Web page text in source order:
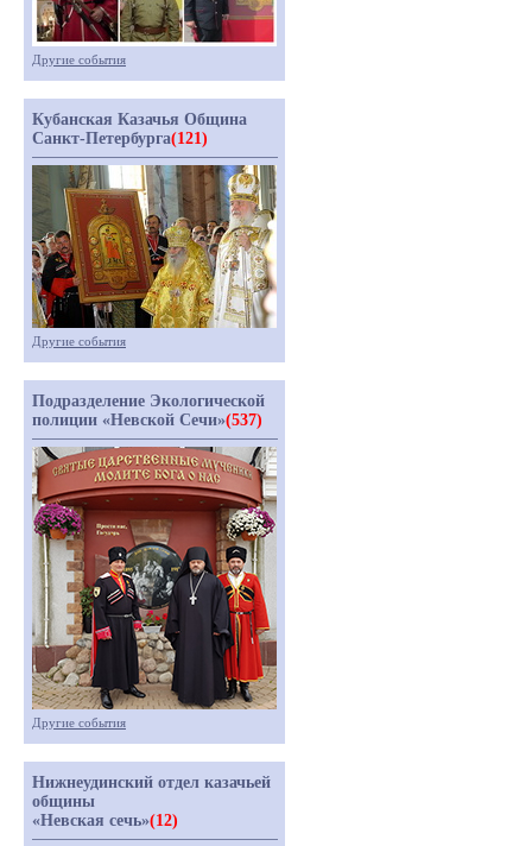
Другие события
Кубанская Казачья Община
Санкт-Петербурга(121)
Другие события
Подразделение Экологической
полиции «Невской Сечи»(537)
Другие события
Нижнеудинский отдел казачьей
общины
«Невская сечь»(12)